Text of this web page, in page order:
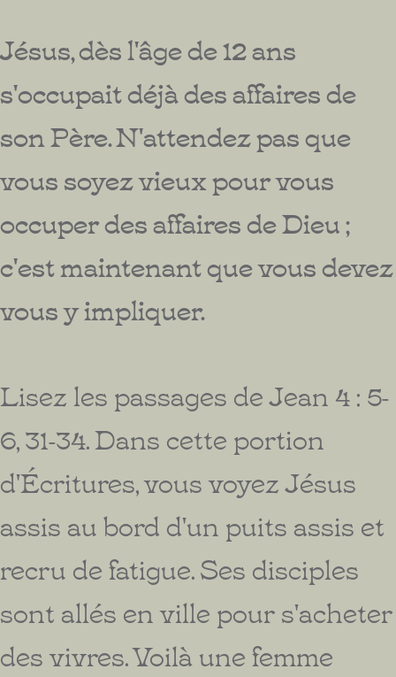
Jésus, dès l'âge de 12 ans
s'occupait déjà des affaires de
son Père. N'attendez pas que
vous soyez vieux pour vous
occuper des affaires de Dieu ;
c'est maintenant que vous devez
vous y impliquer.
Lisez les passages de Jean 4 : 5-
6, 31-34. Dans cette portion
d'Écritures, vous voyez Jésus
assis au bord d'un puits assis et
recru de fatigue. Ses disciples
sont allés en ville pour s'acheter
des vivres. Voilà une femme